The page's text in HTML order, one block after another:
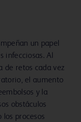
un papel
infecciosas. Al
de retos cada vez
el aumento
y la
obstáculos
procesos